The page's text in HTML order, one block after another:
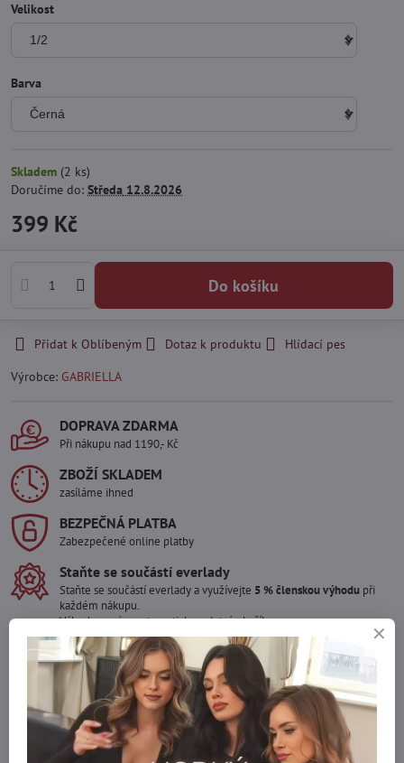
Velikost
Barva
Skladem (2 ks)
Doručíme do: Středa 12.8.2026
399 Kč
Do košíku
Přidat k Oblíbeným Dotaz k produktu
Hlídací pes
Výrobce: GABRIELLA
DOPRAVA ZDARMA
Při nákupu nad 1190,- Kč
ZBOŽÍ SKLADEM
zasíláme ihned
BEZPEČNÁ PLATBA
Zabezpečené online platby
Staňte se součástí everlady
Staňte se součástí everlady a využívejte 5 % členskou výhodu při
každém nákupu.
Výhoda se vám automaticky uplatní v košíku.
Máte zájem o více kusů ?
Kontaktujte nás na mail, zboží pro Vás doskladníme!
info​@everlady​.eu